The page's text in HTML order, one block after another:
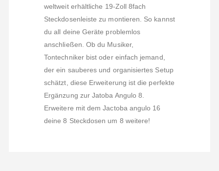
weltweit erhältliche 19-Zoll 8fach
Steckdosenleiste zu montieren. So kannst
du all deine Geräte problemlos
anschließen. Ob du Musiker,
Tontechniker bist oder einfach jemand,
der ein sauberes und organisiertes Setup
schätzt, diese Erweiterung ist die perfekte
Ergänzung zur Jatoba Angulo 8.
Erweitere mit dem Jactoba angulo 16
deine 8 Steckdosen um 8 weitere!